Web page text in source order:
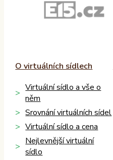
O virtuálních sídlech
Virtuální sídlo a vše o
něm
Srovnání virtuálních sídel
Virtuální sídlo a cena
Nejlevnější virtuální
sídlo